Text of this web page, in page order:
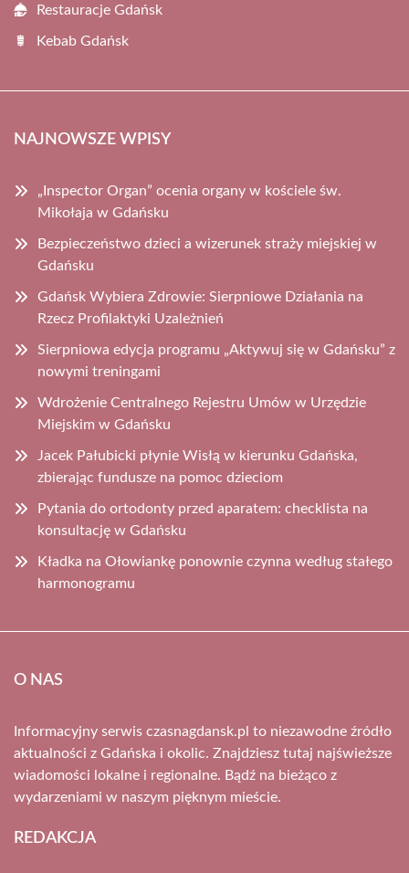
Restauracje Gdańsk
Kebab Gdańsk
NAJNOWSZE WPISY
„Inspector Organ” ocenia organy w kościele św.
Mikołaja w Gdańsku
Bezpieczeństwo dzieci a wizerunek straży miejskiej w
Gdańsku
Gdańsk Wybiera Zdrowie: Sierpniowe Działania na
Rzecz Profilaktyki Uzależnień
Sierpniowa edycja programu „Aktywuj się w Gdańsku” z
nowymi treningami
Wdrożenie Centralnego Rejestru Umów w Urzędzie
Miejskim w Gdańsku
Jacek Pałubicki płynie Wisłą w kierunku Gdańska,
zbierając fundusze na pomoc dzieciom
Pytania do ortodonty przed aparatem: checklista na
konsultację w Gdańsku
Kładka na Ołowiankę ponownie czynna według stałego
harmonogramu
O NAS
Informacyjny serwis czasnagdansk.pl to niezawodne źródło
aktualności z Gdańska i okolic. Znajdziesz tutaj najświeższe
wiadomości lokalne i regionalne. Bądź na bieżąco z
wydarzeniami w naszym pięknym mieście.
REDAKCJA